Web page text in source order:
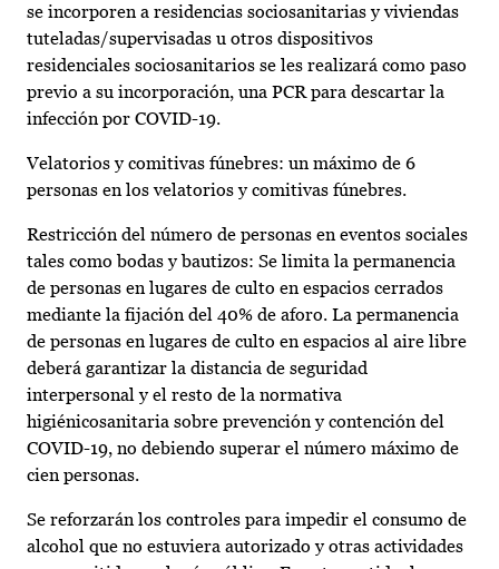
se incorporen a residencias sociosanitarias y viviendas
tuteladas/supervisadas u otros dispositivos
residenciales sociosanitarios se les realizará como paso
previo a su incorporación, una PCR para descartar la
infección por COVID-19.
Velatorios y comitivas fúnebres: un máximo de 6
personas en los velatorios y comitivas fúnebres.
Restricción del número de personas en eventos sociales
tales como bodas y bautizos: Se limita la permanencia
de personas en lugares de culto en espacios cerrados
mediante la fijación del 40% de aforo. La permanencia
de personas en lugares de culto en espacios al aire libre
deberá garantizar la distancia de seguridad
interpersonal y el resto de la normativa
higiénicosanitaria sobre prevención y contención del
COVID-19, no debiendo superar el número máximo de
cien personas.
Se reforzarán los controles para impedir el consumo de
alcohol que no estuviera autorizado y otras actividades